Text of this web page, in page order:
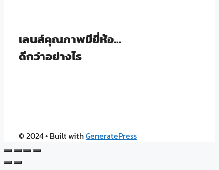
เลนส์คุณภาพมียี่ห้อ...
ดีกว่าอย่างไร
© 2024• Built withGeneratePress